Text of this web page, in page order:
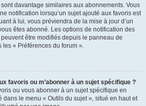
davantage similaires aux abonnements. Vous
notification lorsqu’un sujet ajouté aux favoris est
à lui, vous préviendra de la mise à jour d’un
êtes abonné. Les options de notification des
être modifiés depuis le panneau de
les « Préférences du forum ».
favoris ou m’abonner à un sujet spécifique ?
ou vous abonner à un sujet spécifique en
le menu « Outils du sujet », situé en haut et